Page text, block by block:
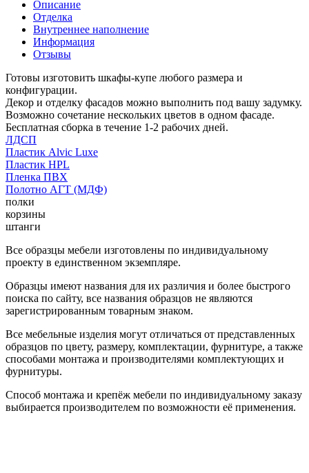
Описание
Отделка
Внутреннее наполнение
Информация
Отзывы
Готовы изготовить шкафы-купе любого размера и
конфигурации.
Декор и отделку фасадов можно выполнить под вашу задумку.
Возможно сочетание нескольких цветов в одном фасаде.
Бесплатная сборка в течение 1-2 рабочих дней.
ЛДСП
Пластик Alvic Luxe
Пластик HPL
Пленка ПВХ
Полотно АГТ (МДФ)
полки
корзины
штанги
Все образцы мебели изготовлены по индивидуальному
проекту в единственном экземпляре.
Образцы имеют названия для их различия и более быстрого
поиска по сайту, все названия образцов не являются
зарегистрированным товарным знаком.
Все мебельные изделия могут отличаться от представленных
образцов по цвету, размеру, комплектации, фурнитуре, а также
способами монтажа и производителями комплектующих и
фурнитуры.
Способ монтажа и крепёж мебели по индивидуальному заказу
выбирается производителем по возможности её применения.